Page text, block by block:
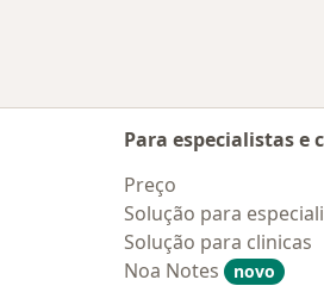
Para especialistas e
Preço
Solução para
Solução para clinicas
Noa Notes
novo